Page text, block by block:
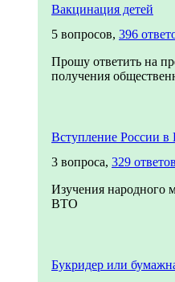
Вакцинация детей
5 вопросов, 396
Прошу ответить на
получения
Вступление России
3 вопроса, 329 ответов
Изучения народного
ВТО
Букридер или